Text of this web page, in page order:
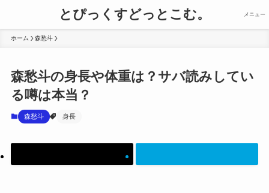
とぴっくすどっとこむ。 メニュー
ホーム 森愁斗
森愁斗の身長や体重は？サバ読みしてい
る噂は本当？
森愁斗 身長